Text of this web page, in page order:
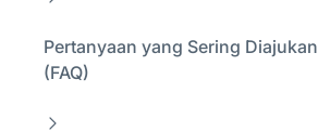
Pertanyaan yang Sering Diajukan
(FAQ)